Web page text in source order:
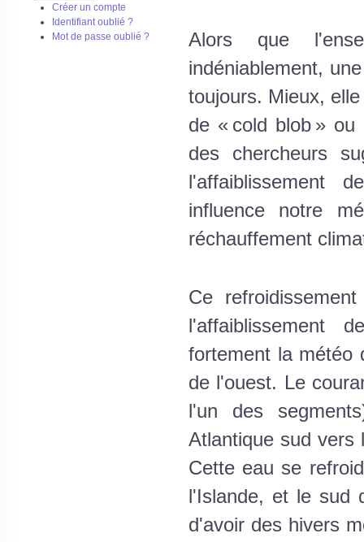
Créer un compte
Identifiant oublié ?
Mot de passe oublié ?
Alors que
indéniablement,
toujours. Mieux,
de « cold blob »
des chercheurs
l'affaiblissement
influence notre
réchauffement
Ce
l'affaiblissement
fortement la météo
de l'ouest. Le
l'un des
Atlantique sud vers
Cette eau se
l'Islande, et le sud
d'avoir des hivers